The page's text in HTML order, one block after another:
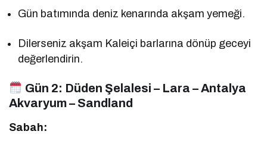
Gün batımında deniz kenarında akşam yemeği.
Dilerseniz akşam Kaleiçi barlarına dönüp geceyi
değerlendirin.
Gün 2: Düden Şelalesi – Lara – Antalya
Akvaryum – Sandland
Sabah: